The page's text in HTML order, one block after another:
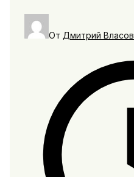
От Дмитрий Власов